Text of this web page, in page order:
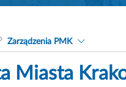
Zarządzenia PMK
Miasta